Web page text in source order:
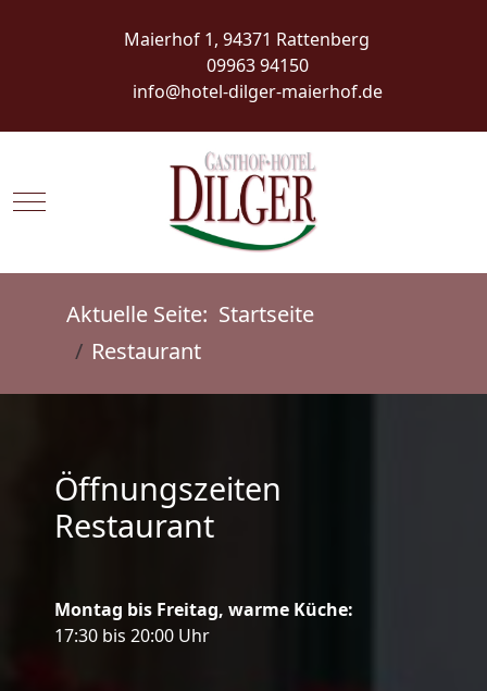
Maierhof 1, 94371 Rattenberg
09963 94150
info@hotel-dilger-maierhof.de
Mobile Menu Toggle
Aktuelle Seite: Startseite
Restaurant
Öffnungszeiten
Restaurant
Montag bis Freitag, warme Küche:
17:30 bis 20:00 Uhr